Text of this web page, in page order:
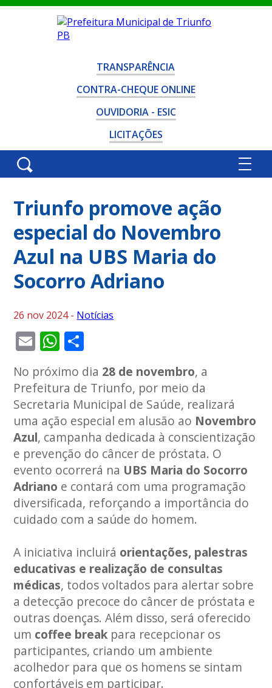
TRANSPARÊNCIA
CONTRA-CHEQUE ONLINE
OUVIDORIA - ESIC
LICITAÇÕES
Triunfo promove ação
especial do Novembro
Azul na UBS Maria do
Socorro Adriano
26 nov 2024 - Notícias
EmailWhatsApp
No próximo dia 28 de novembro, a
Prefeitura de Triunfo, por meio da
Secretaria Municipal de Saúde, realizará
uma ação especial em alusão ao Novembro
Azul, campanha dedicada à conscientização
e prevenção do câncer de próstata. O
evento ocorrerá na UBS Maria do Socorro
Adriano e contará com uma programação
diversificada, reforçando a importância do
cuidado com a saúde do homem.
A iniciativa incluirá orientações, palestras
educativas e realização de consultas
médicas, todos voltados para alertar sobre
a detecção precoce do câncer de próstata e
outras doenças. Além disso, será oferecido
um coffee break para recepcionar os
participantes, criando um ambiente
acolhedor para que os homens se sintam
confortáveis em participar.